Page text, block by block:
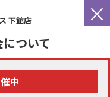
×
下館店
ついて
中